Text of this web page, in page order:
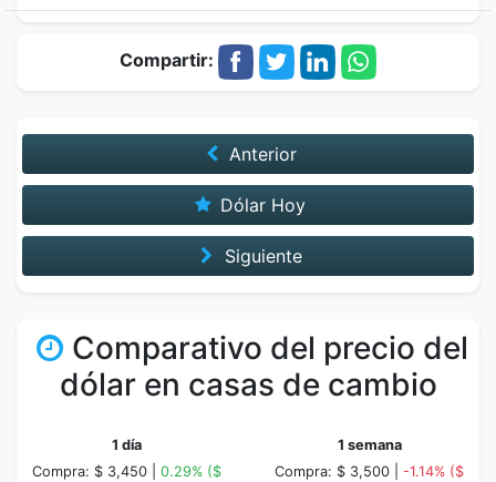
Compartir:
Anterior
Dólar Hoy
Siguiente
Comparativo del precio del
dólar en casas de cambio
1 día
Compra: $ 3,450 | 0.29% ($
1 semana
Compra: $ 3,500 | -1.14% ($